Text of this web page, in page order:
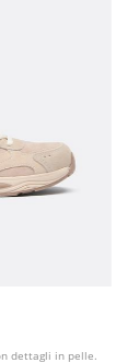
dettagli in pelle.